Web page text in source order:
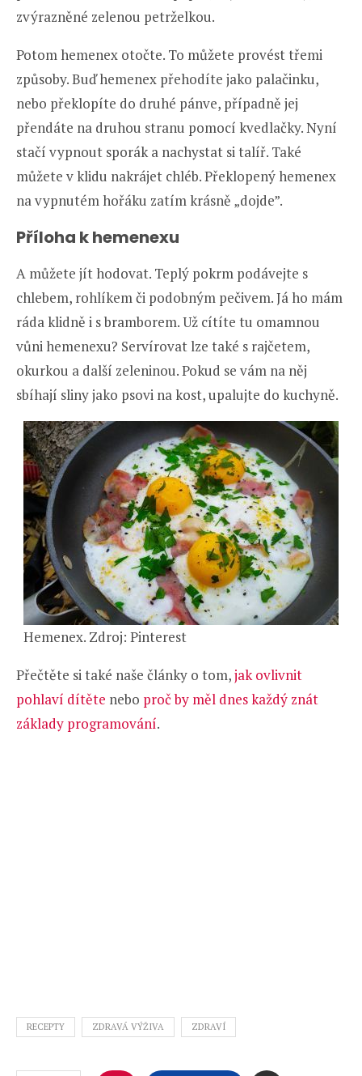
zvýrazněné zelenou petrželkou.
Potom hemenex otočte. To můžete provést třemi
způsoby. Buď hemenex přehodíte jako palačinku,
nebo překlopíte do druhé pánve, případně jej
přendáte na druhou stranu pomocí kvedlačky. Nyní
stačí vypnout sporák a nachystat si talíř. Také
můžete v klidu nakrájet chléb. Překlopený hemenex
na vypnutém hořáku zatím krásně „dojde”.
Příloha k hemenexu
A můžete jít hodovat. Teplý pokrm podávejte s
chlebem, rohlíkem či podobným pečivem. Já ho mám
ráda klidně i s bramborem. Už cítíte tu omamnou
vůni hemenexu? Servírovat lze také s rajčetem,
okurkou a další zeleninou. Pokud se vám na něj
sbíhají sliny jako psovi na kost, upalujte do kuchyně.
Hemenex. Zdroj: Pinterest
Přečtěte si také naše články o tom,jak ovlivnit
pohlaví dítěte nebo proč by měl dnes každý znát
základy programování.
RECEPTY ZDRAVÁ VÝŽIVA ZDRAVÍ